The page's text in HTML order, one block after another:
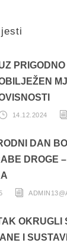
14.12.2024
DAN
DROGE
OKRUGLI
I